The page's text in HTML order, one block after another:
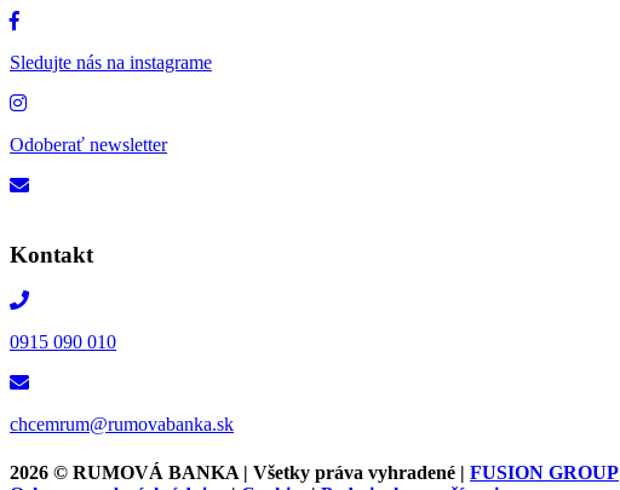
Sledujte nás na instagrame
Odoberať newsletter
Kontakt
0915 090 010
chcemrum@rumovabanka.sk
2026 © RUMOVÁ BANKA | Všetky práva vyhradené | FUSION GROUP